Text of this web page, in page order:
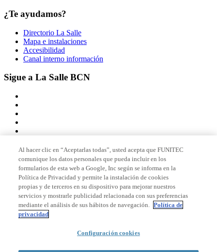
¿Te ayudamos?
Directorio La Salle
Mapa e instalaciones
Accesibilidad
Canal interno información
Sigue a La Salle BCN
Miembro de
Acreditaciones
© 2026 La Salle Campus Barcelona - URL |
Al hacer clic en “Aceptarlas todas”, usted acepta que FUNITEC
comunique los datos personales que pueda incluir en los
formularios de esta web a Google, Inc según se informa en la
Política de Privacidad y permite la instalación de cookies
propias y de terceros en su dispositivo para mejorar nuestros
servicios y mostrarle publicidad relacionada con sus preferencias
mediante el análisis de sus hábitos de navegación. Política de
privacidad
Configuración cookies